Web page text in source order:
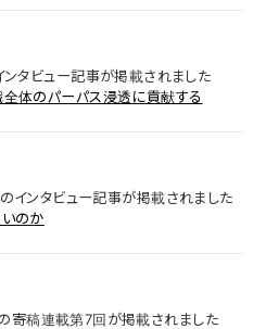
ンタビュー記事が掲載されました
体のパーパス浸透に貢献する
インタビュー記事が掲載されました
のか
寄稿連載第7回が掲載されました